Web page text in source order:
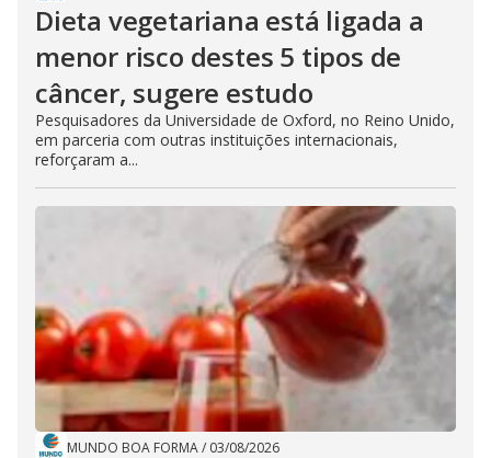
Dieta vegetariana está ligada a
menor risco destes 5 tipos de
câncer, sugere estudo
Pesquisadores da Universidade de Oxford, no Reino Unido,
em parceria com outras instituições internacionais,
reforçaram a...
MUNDO BOA FORMA/ 03/08/2026